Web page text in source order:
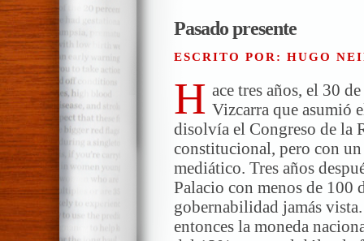
Pasado presente
ESCRITO POR: HUGO
H ace tres años, el 30
Vizcarra que asumió
disolvía el Congreso de la
constitucional, pero con
mediático. Tres años
Palacio con menos de 100
gobernabilidad jamás
entonces la moneda